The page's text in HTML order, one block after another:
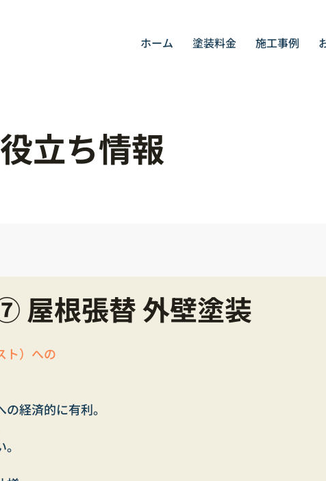
ホーム 塗装料金 施工事例
立ち情報
屋根張替 外壁塗装
ト）への
経済的に有利。